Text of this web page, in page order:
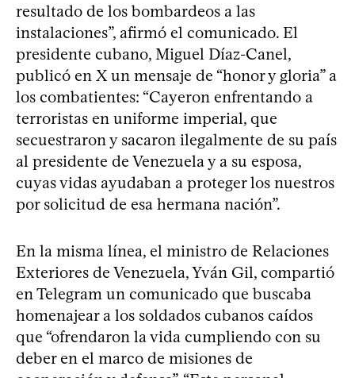
resultado de los bombardeos a las
instalaciones”, afirmó el comunicado. El
presidente cubano, Miguel Díaz-Canel,
publicó en X un mensaje de “honor y gloria” a
los combatientes: “Cayeron enfrentando a
terroristas en uniforme imperial, que
secuestraron y sacaron ilegalmente de su país
al presidente de Venezuela y a su esposa,
cuyas vidas ayudaban a proteger los nuestros
por solicitud de esa hermana nación”.
En la misma línea, el ministro de Relaciones
Exteriores de Venezuela, Yván Gil, compartió
en Telegram un comunicado que buscaba
homenajear a los soldados cubanos caídos
que “ofrendaron la vida cumpliendo con su
deber en el marco de misiones de